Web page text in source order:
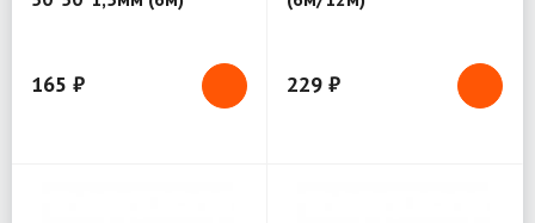
165 ₽ 229 ₽